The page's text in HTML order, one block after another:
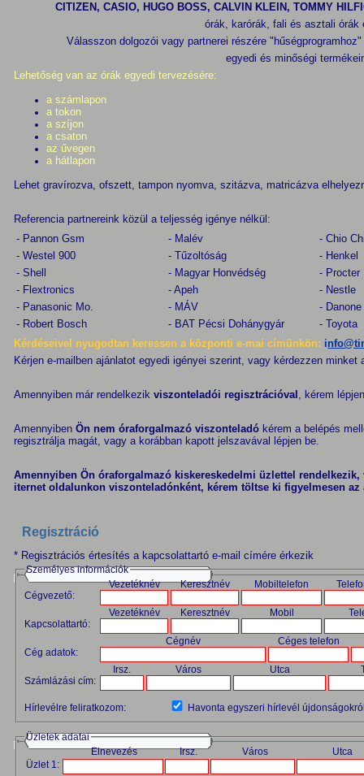
CITIZEN, CASIO, HUGO BOSS, CALVIN KLEIN, TOMMY
órák, karórák, fali és asztali
Válasszon dolgozói vagy partnerei részére
egyedi és minőségi
Lehetőség van az órák egyedi tervezésére:
a számlapon
a tokon
a szíjon
a csaton
az űvegen
a hátlapon
Lehet gravírozva, ofszett, tampon nyomva, szitázva, matricázva
Referencia partnereink közül a teljesség igénye nélkül:
- Pannon Gsm
- Westel 900
- Shell
- Flextronics
- Panasonic Mo.
- Robert Bosch
- Malév
- Tűzoltóság
- Magyar Honvédség
- Apeh
- MÁV
- BAT Pécsi Dohánygyár
- Chio
- Henkel
-
- Nestle
- Danone
- Toyota
Kérdéseivel nyugodtan keressen a központi e-mai címünkön: i
Kérjen e-mailben ajánlatot egyedi igényei szerint, vagy kérdezzen
Amennyiben már rendelkezikviszonteladói regisztrációval , kérem
AmennyibenÖn nem óraforgalmazó viszonteladó kérem a belépés
regisztrálja magát, vagy a korábban kapott jelszavával lépjen be.
Amennyiben Ön óraforgalmazó kiskereskedelmi üzlettel
iternet oldalunkon viszonteladónként, kérem töltse ki figyelmesen
Regisztráció
* Regisztrációs értesítés a kapcsolattartó e-mail címére érkezik
Személyes információk
Cégvezető:
Vezetéknév Keresztnév Mobiltelefon
Kapcsolattartó:
Vezetéknév Keresztnév Mobil
Cég adatok:
Cégnév Céges telefon
Számlázási cím:
Irsz. Város Utca
Hírlevélre feliratkozom: Havonta egyszeri hírlevél
Üzletek adatai
Elnevezés
Irsz. Város
Utca
Üzlet 1: